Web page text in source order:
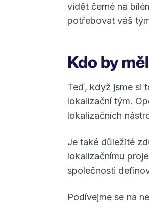
vidět černé na
potřebovat váš
Kdo by
Teď, když jsme si
lokalizační tým.
lokalizačních
Je také důležité
lokalizačnímu
společnosti
Podívejme se na